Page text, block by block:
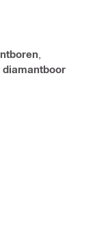
diamantboor